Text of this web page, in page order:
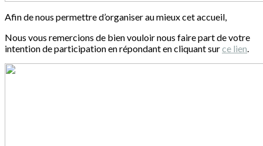
Afin de nous permettre d’organiser au mieux cet accueil,
Nous vous remercions de bien vouloir nous faire part de votre
intention de participation en répondant en cliquant surce lien.